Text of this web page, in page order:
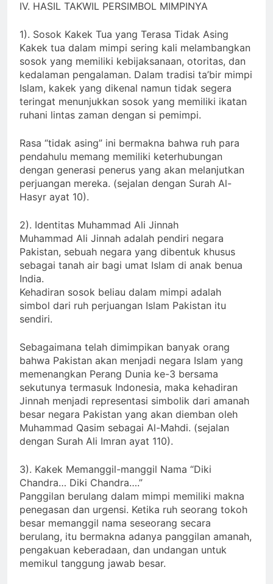
IV. HASIL TAKWIL PERSIMBOL MIMPINYA
1). Sosok Kakek Tua yang Terasa Tidak Asing
Kakek tua dalam mimpi sering kali melambangkan
sosok yang memiliki kebijaksanaan, otoritas, dan
kedalaman pengalaman. Dalam tradisi ta’bir mimpi
Islam, kakek yang dikenal namun tidak segera
teringat menunjukkan sosok yang memiliki ikatan
ruhani lintas zaman dengan si pemimpi.
Rasa “tidak asing” ini bermakna bahwa ruh para
pendahulu memang memiliki keterhubungan
dengan generasi penerus yang akan melanjutkan
perjuangan mereka. (sejalan dengan Surah Al-
Hasyr ayat 10).
2). Identitas Muhammad Ali Jinnah
Muhammad Ali Jinnah adalah pendiri negara
Pakistan, sebuah negara yang dibentuk khusus
sebagai tanah air bagi umat Islam di anak benua
India.
Kehadiran sosok beliau dalam mimpi adalah
simbol dari ruh perjuangan Islam Pakistan itu
sendiri.
Sebagaimana telah dimimpikan banyak orang
bahwa Pakistan akan menjadi negara Islam yang
memenangkan Perang Dunia ke-3 bersama
sekutunya termasuk Indonesia, maka kehadiran
Jinnah menjadi representasi simbolik dari amanah
besar negara Pakistan yang akan diemban oleh
Muhammad Qasim sebagai Al-Mahdi. (sejalan
dengan Surah Ali Imran ayat 110).
3). Kakek Memanggil-manggil Nama “Diki
Chandra… Diki Chandra….”
Panggilan berulang dalam mimpi memiliki makna
penegasan dan urgensi. Ketika ruh seorang tokoh
besar memanggil nama seseorang secara
berulang, itu bermakna adanya panggilan amanah,
pengakuan keberadaan, dan undangan untuk
memikul tanggung jawab besar.